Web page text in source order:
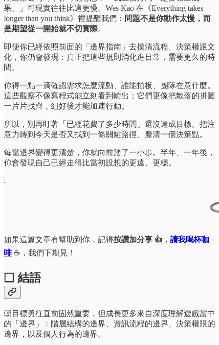
果。」可現實往往比這更慢。Wes Kao 在《Everything takes
longer than you think》裡提醒我們： 問題不是你動作太慢，而
是期望從一開始就不切實際。
即便你已經依照前面的「邊界指南」去摸清流程、決策權跟文
化，你仍會發現：真正把這些規則消化進日常，需要更久的時
間。
你得一點一滴確認需求怎麼流動、誰能拍板、團隊在意什麼。
這些觀察不像寫程式能立刻看到輸出；它們更像把散落的拼圖
一片片找齊，組好後才能加速行動。
所以，別再盯著「已經花費了多少時間」還沒達成目標。把注
意力轉到今天是否又找到一條關鍵路徑、釐清一個決策點。
每當邊界變得更清楚，你就向前踏了一小步。半年、一年後，
你會發現自己已經走得比當初設想的更遠、更穩。
.
如果這篇文章有幫助到你，記得按讚加分享 👍 ， 請我喝杯咖
啡☕，我們下期見！
❏ 結語
朝目標勇往直前固然重要，但成長更多來自深度理解遊戲當中
的「邊界」：階層結構的邊界、資訊流程的邊界、決策權限的
邊界，以及個人行為的邊界。